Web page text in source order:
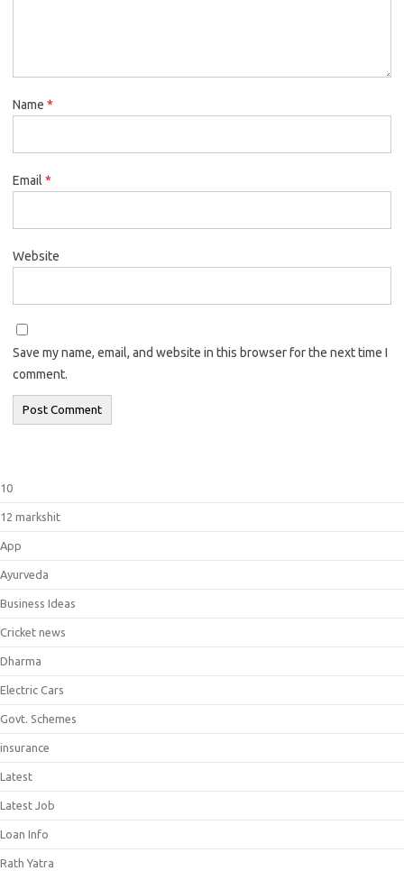
Name *
Email *
Website
Save my name, email, and website in this browser for the next time I
comment.
10
12 markshit
App
Ayurveda
Business Ideas
Cricket news
Dharma
Electric Cars
Govt. Schemes
insurance
Latest
Latest Job
Loan Info
Rath Yatra